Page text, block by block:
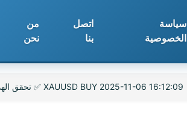
من
نحن
اتصل
بنا
سياسة
الخصوصية
XAUUSD BUY 2025-11-06 16:12:09 ✅ تحقق الهدف